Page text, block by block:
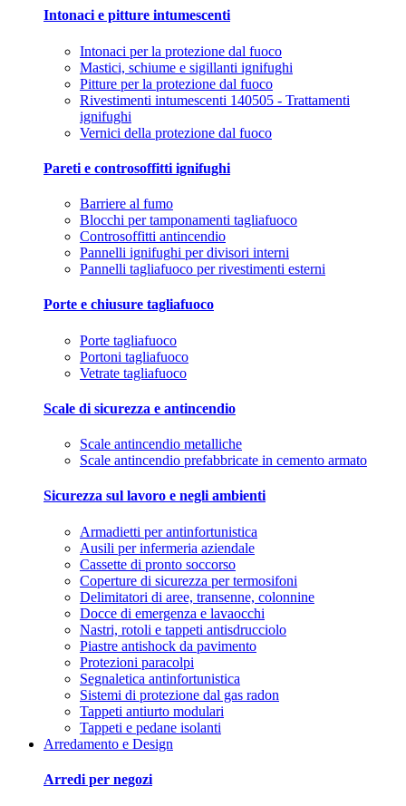
Intonaci e pitture intumescenti
Intonaci per la protezione dal fuoco
Mastici, schiume e sigillanti ignifughi
Pitture per la protezione dal fuoco
Rivestimenti intumescenti 140505 - Trattamenti
ignifughi
Vernici della protezione dal fuoco
Pareti e controsoffitti ignifughi
Barriere al fumo
Blocchi per tamponamenti tagliafuoco
Controsoffitti antincendio
Pannelli ignifughi per divisori interni
Pannelli tagliafuoco per rivestimenti esterni
Porte e chiusure tagliafuoco
Porte tagliafuoco
Portoni tagliafuoco
Vetrate tagliafuoco
Scale di sicurezza e antincendio
Scale antincendio metalliche
Scale antincendio prefabbricate in cemento armato
Sicurezza sul lavoro e negli ambienti
Armadietti per antinfortunistica
Ausili per infermeria aziendale
Cassette di pronto soccorso
Coperture di sicurezza per termosifoni
Delimitatori di aree, transenne, colonnine
Docce di emergenza e lavaocchi
Nastri, rotoli e tappeti antisdrucciolo
Piastre antishock da pavimento
Protezioni paracolpi
Segnaletica antinfortunistica
Sistemi di protezione dal gas radon
Tappeti antiurto modulari
Tappeti e pedane isolanti
Arredamento e Design
Arredi per negozi